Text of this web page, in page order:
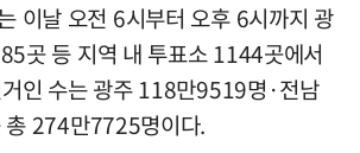
이날 오전 6시부터 오후 6시까지 광
곳 등 지역 내 투표소 1144곳에서
인 수는 광주 118만9519명·전남
274만7725명이다.